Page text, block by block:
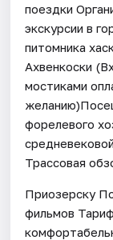
поездки
экскурсии в
питомника
Ахвенкоски
мостиками
форелевого
Трассовая
Приозерску
фильмов